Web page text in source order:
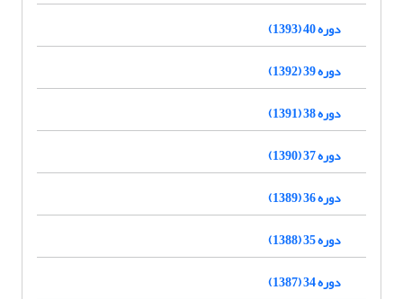
دوره 40 (1393)
دوره 39 (1392)
دوره 38 (1391)
دوره 37 (1390)
دوره 36 (1389)
دوره 35 (1388)
دوره 34 (1387)